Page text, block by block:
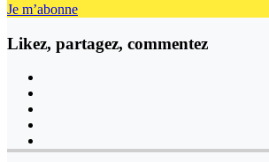
Je m’abonne
Likez, partagez, commentez